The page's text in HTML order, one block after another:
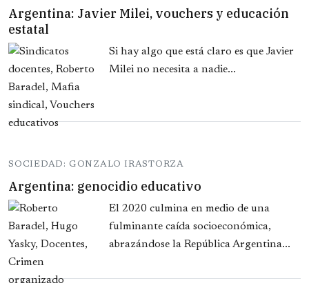
Argentina: Javier Milei, vouchers y educación
estatal
Si hay algo que está claro es que Javier
Milei no necesita a nadie...
SOCIEDAD: GONZALO IRASTORZA
Argentina: genocidio educativo
El 2020 culmina en medio de una
fulminante caída socioeconómica,
abrazándose la República Argentina...